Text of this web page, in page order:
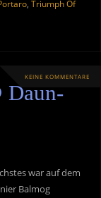
, Triumph Of
KEINE KOMMENTARE
Daun-
war auf dem
Balmog